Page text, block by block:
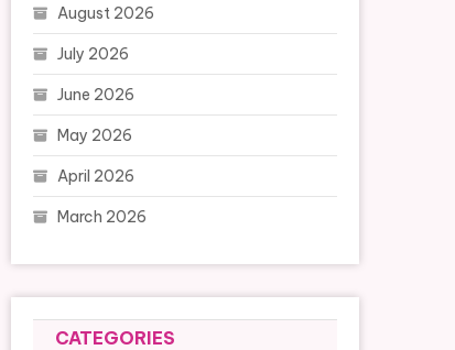
August 2026
July 2026
June 2026
May 2026
April 2026
March 2026
CATEGORIES